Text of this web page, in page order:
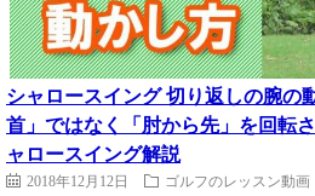
シャロースイング 切り返しの腕の
首」ではなく「肘から先」を回転
ャロースイング解説
2018年12月12日 ゴルフのレッスン動画